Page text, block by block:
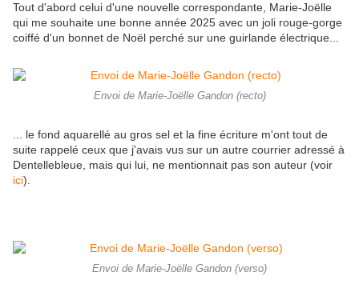
Tout d'abord celui d'une nouvelle correspondante, Marie-Joëlle
qui me souhaite une bonne année 2025 avec un joli rouge-gorge
coiffé d'un bonnet de Noël perché sur une guirlande électrique...
Envoi de Marie-Joëlle Gandon (recto)
... le fond aquarellé au gros sel et la fine écriture m'ont tout de
suite rappelé ceux que j'avais vus sur un autre courrier adressé à
Dentellebleue, mais qui lui, ne mentionnait pas son auteur (voir
ici).
Envoi de Marie-Joëlle Gandon (verso)